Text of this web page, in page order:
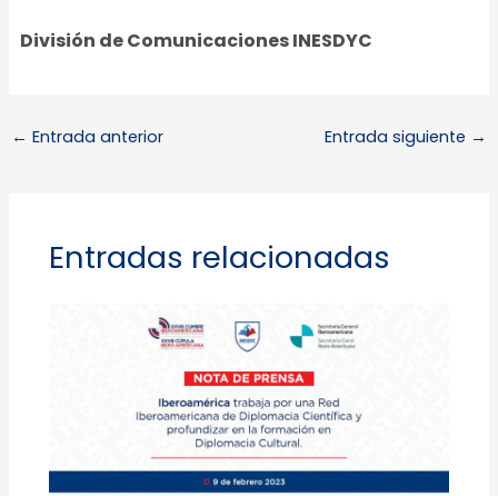
División deComunicacionesINESDYC
← Entrada anterior Entrada siguiente →
Entradas relacionadas